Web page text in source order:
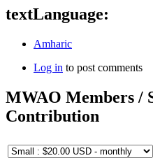
textLanguage:
Amharic
Log in to post comments
MWAO Members /
Contribution